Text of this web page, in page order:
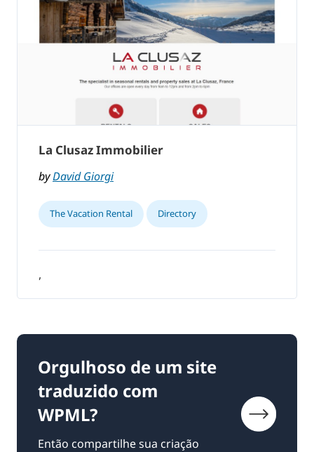
La Clusaz Immobilier
byDavid Giorgi
The Vacation Rental Directory
,
Orgulhoso de um site
traduzido com
WPML?
Então compartilhe sua criação